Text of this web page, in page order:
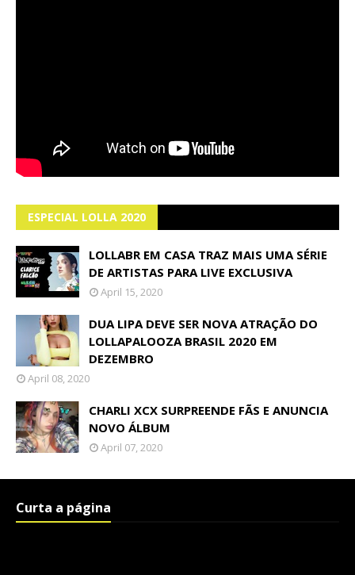
ESPECIAL LOLLA 2020
LOLLABR EM CASA TRAZ MAIS UMA SÉRIE
DE ARTISTAS PARA LIVE EXCLUSIVA
April 15, 2020
DUA LIPA DEVE SER NOVA ATRAÇÃO DO
LOLLAPALOOZA BRASIL 2020 EM
DEZEMBRO
April 08, 2020
CHARLI XCX SURPREENDE FÃS E ANUNCIA
NOVO ÁLBUM
April 07, 2020
Curta a página